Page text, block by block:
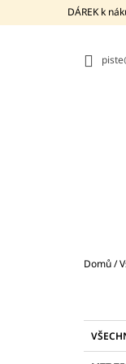
DÁREK k
Domů/
kategorie
K
T
O
BIO